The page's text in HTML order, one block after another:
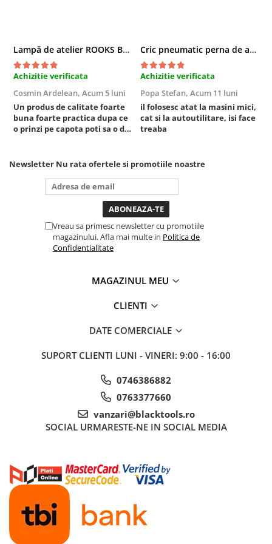
Truse si acesorii de impact
Accesorii de impact 1"
Accesorii de impact 1/2
Accesorii de impact 3/4
Truse de adaptoare
Truse de biti de impact
Tubulare de impact 1/2
Tubulare de impact 3/4
Tubulare 1/2 bihexagonale
Tubulare 1/2 hexagonale
Tubulare 1/4
Consumabile Service
Echipamente De Protectie
Elevatoare
Lampă de atelier ROOKS B2 HYBRID pentru capotă, 2000 lumeni, 5000 mAh
Achizitie verificata
Cosmin Ardelean, Acum 5 luni
Un produs de calitate foarte
buna foarte practica dupa ce
o prinzi pe capota poti sa o dai
puternica si de la baterie care
tine destul de mult dar daca o
bagi la priza nu mai ai treaba
toata ziua ,ce...
Cric pneumatic perna de aer cu inaltator 6T
Achizitie verificata
Popa Stefan, Acum 11 luni
il folosesc atat la masini mici,
cat si la autoutilitare, isi face
treaba
Newsletter Nu rata ofertele si promotiile noastre
Vreau sa primesc newsletter cu promotiile
magazinului. Afla mai multe in Politica de
Confidentialitate
MAGAZINUL MEU
CLIENTI
DATE COMERCIALE
SUPORT CLIENTI LUNI - VINERI: 9:00 - 16:00
0746386882
0763377660
vanzari@blacktools.ro
SOCIAL URMARESTE-NE IN SOCIAL MEDIA